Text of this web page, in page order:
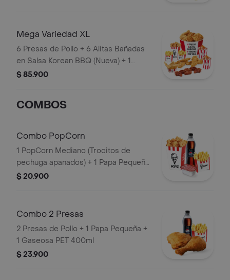
Mega Variedad XL
6 Presas de Pollo + 6 Alitas Bañadas
en Salsa Korean BBQ (Nueva) + 1
PopCorn Mediano + 4 Tenders (Tiras
Balde de Salsa 100g
$ 85.900
COMBOS
Combo PopCorn
1 PopCorn Mediano (Trocitos de
pechuga apanados) + 1 Papa Pequeña
+ 1 Gaseosa PET 400ml + 1 Blister de
$ 20.900
Combo 2 Presas
2 Presas de Pollo + 1 Papa Pequeña +
1 Gaseosa PET 400ml
$ 23.900